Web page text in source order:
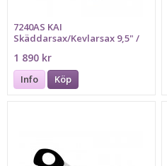
7240AS KAI
Skäddarsax/Kevlarsax 9,5" /
1 890 kr
Info Köp